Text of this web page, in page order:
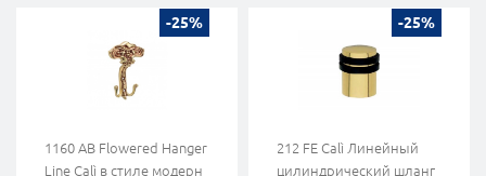
-25%
1160 AB Flowered Hanger
Line Calì в стиле модерн
-25%
212 FE Calì Линейный
цилиндрический шланг